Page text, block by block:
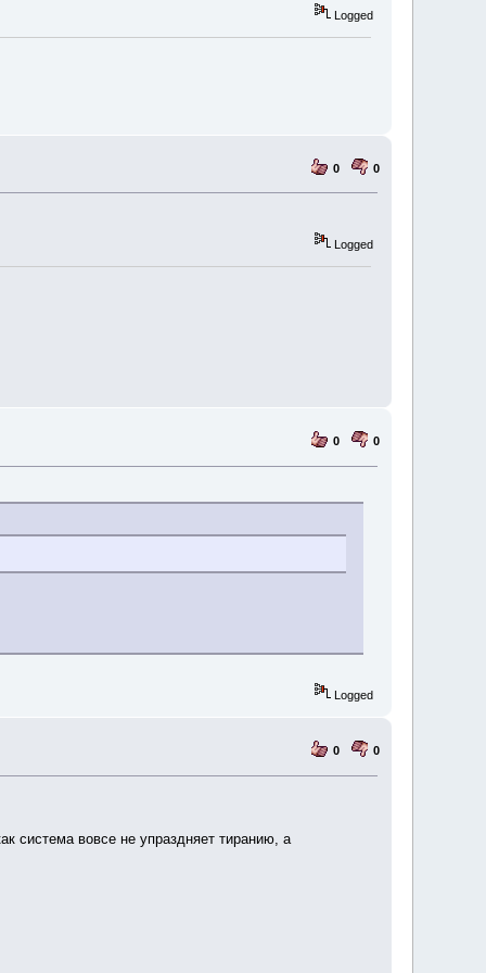
Logged
0 0
Logged
0 0
Logged
0 0
система вовсе не упраздняет тиранию, а